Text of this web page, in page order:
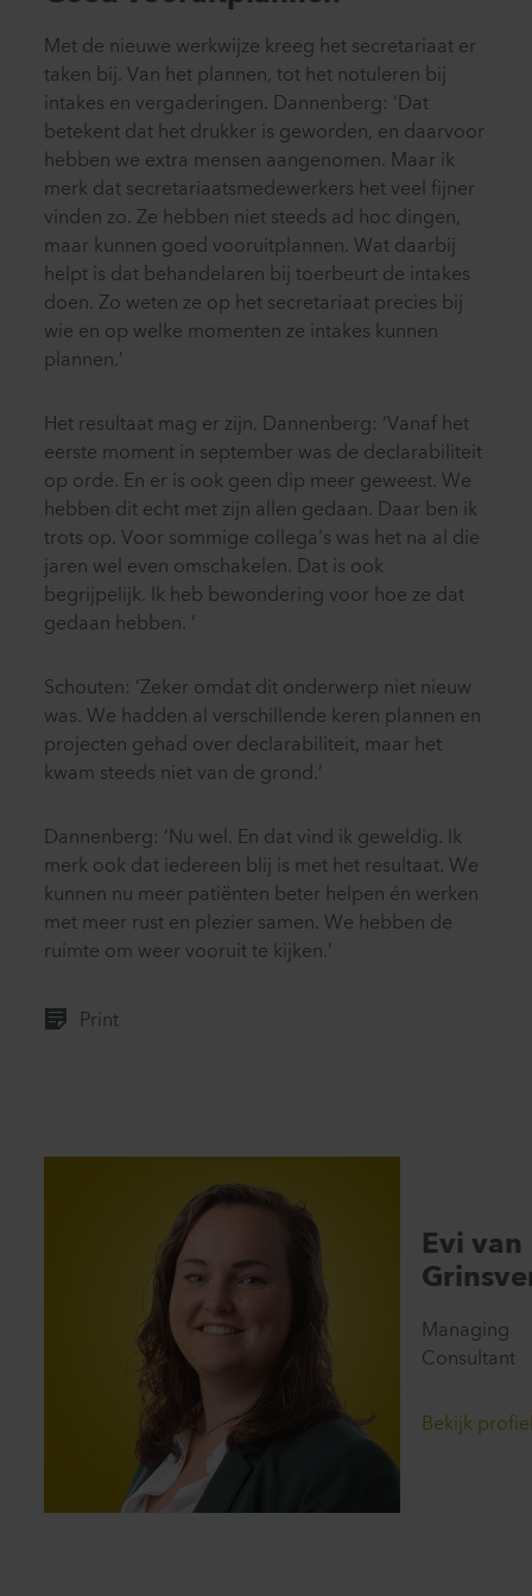
Met de nieuwe werkwijze kreeg het secretariaat er
taken bij. Van het plannen, tot het notuleren bij
intakes en vergaderingen. Dannenberg: ‘Dat
betekent dat het drukker is geworden, en daarvoor
hebben we extra mensen aangenomen. Maar ik
merk dat secretariaatsmedewerkers het veel fijner
vinden zo. Ze hebben niet steeds ad hoc dingen,
maar kunnen goed vooruitplannen. Wat daarbij
helpt is dat behandelaren bij toerbeurt de intakes
doen. Zo weten ze op het secretariaat precies bij
wie en op welke momenten ze intakes kunnen
plannen.’
Het resultaat mag er zijn. Dannenberg: ‘Vanaf het
eerste moment in september was de declarabiliteit
op orde. En er is ook geen dip meer geweest. We
hebben dit echt met zijn allen gedaan. Daar ben ik
trots op. Voor sommige collega’s was het na al die
jaren wel even omschakelen. Dat is ook
begrijpelijk. Ik heb bewondering voor hoe ze dat
gedaan hebben. ’
Schouten: ‘Zeker omdat dit onderwerp niet nieuw
was. We hadden al verschillende keren plannen en
projecten gehad over declarabiliteit, maar het
kwam steeds niet van de grond.’
Dannenberg: ‘Nu wel. En dat vind ik geweldig. Ik
merk ook dat iedereen blij is met het resultaat. We
kunnen nu meer patiënten beter helpen én werken
met meer rust en plezier samen. We hebben de
ruimte om weer vooruit te kijken.’
Print
Evi van
Managing
Consultant
Bekijk